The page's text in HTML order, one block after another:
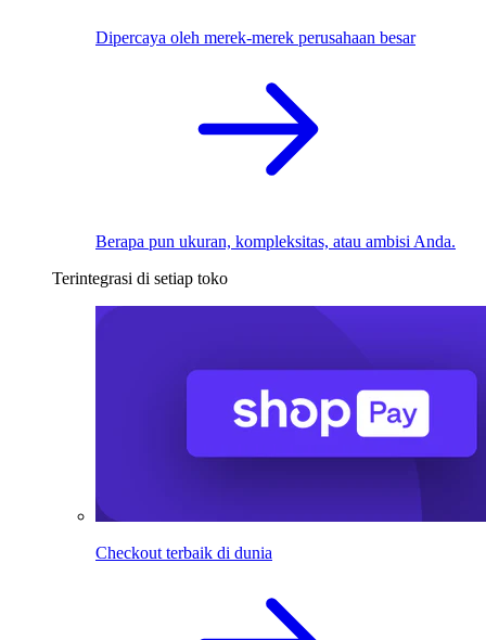
Dipercaya oleh merek-merek perusahaan besar
Berapa pun ukuran, kompleksitas, atau ambisi Anda.
Terintegrasi di setiap toko
Checkout terbaik di dunia